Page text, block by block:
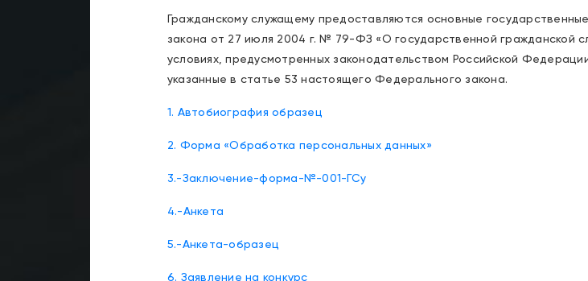
Гражданскому служащему предоставляются основные
закона от 27 июля 2004 г. № 79-ФЗ «О государственной гражданской
условиях, предусмотренных законодательством Российской
указанные в статье 53 настоящего Федерального закона.
1. Автобиография образец
2. Форма «Обработка персональных данных»
3.-Заключение-форма-№-001-ГСу
4.-Анкета
5.-Анкета-образец
6. Заявление на конкурс